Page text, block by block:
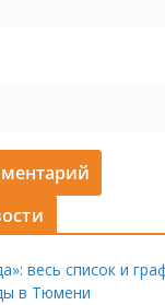
весь список и
в Тюмени